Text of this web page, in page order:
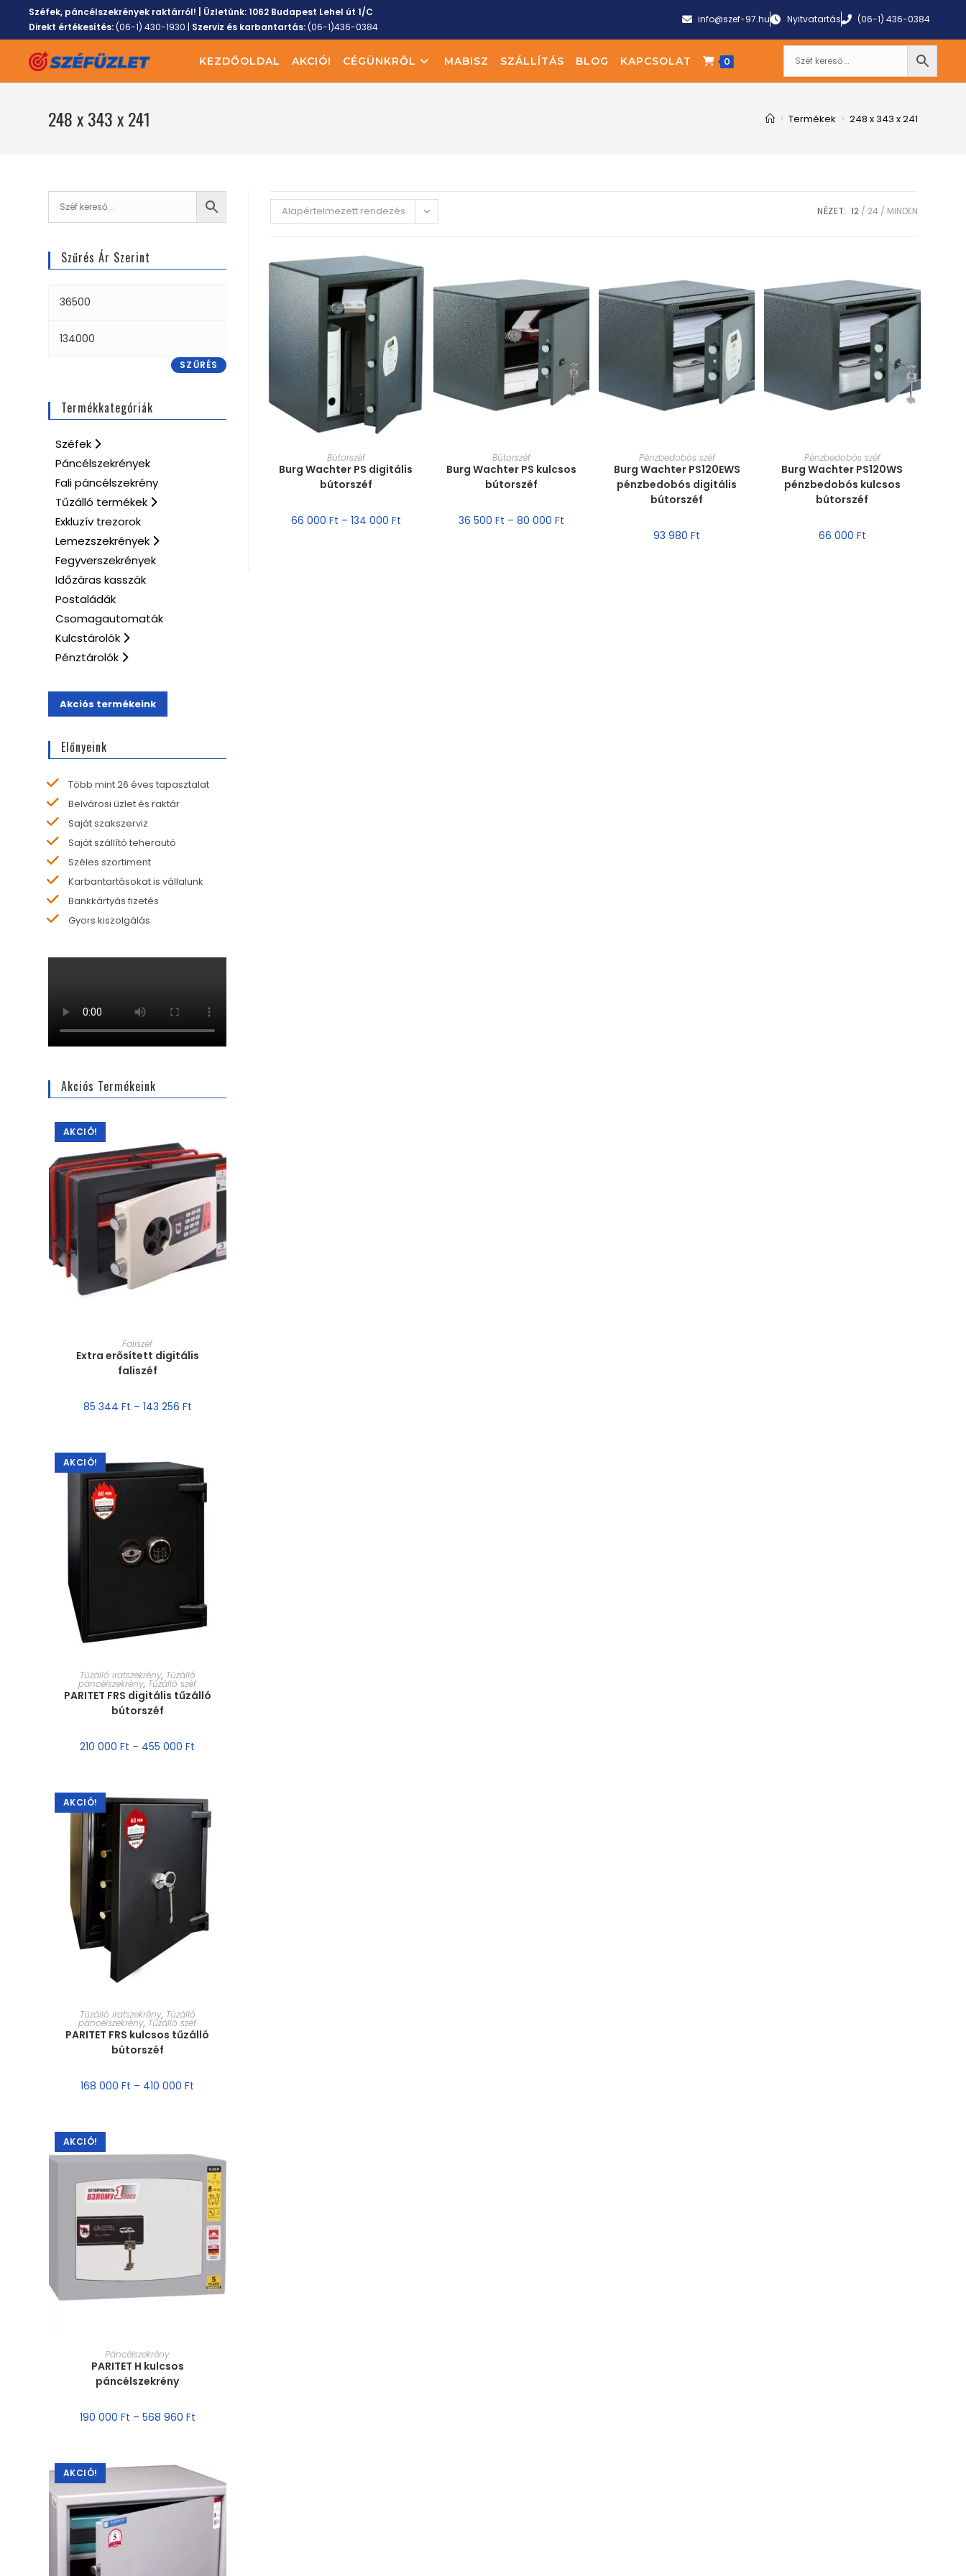
Széfek, páncélszekrények raktárról! | Üzletünk:1062 Budapest Lehel út 1/C
Direkt értékesítés:(06-1) 430-1930 | Szerviz és karbantartás:(06-1)436-0384
info@szef-97.hu Nyitvatartás (06-1) 436-0384
KEZDŐOLDAL AKCIÓ! CÉGÜNKRŐL MABISZ SZÁLLÍTÁS BLOG KAPCSOLAT 0
248 x 343 x 241 > Termékek > 248 x 343 x 241
Alapértelmezett rendezés NÉZET: 12 24 MINDEN
MÉRET VÁLASZTÁSA
Bútorszéf
Burg Wachter PS digitális
bútorszéf
66 000 Ft – 134 000 Ft
MÉRET VÁLASZTÁSA
Bútorszéf
Burg Wachter PS kulcsos
bútorszéf
36 500Ft –80 000Ft
MÉRET VÁLASZTÁSA
Pénzbedobós széf
Burg Wachter PS120EWS
pénzbedobós digitális
bútorszéf
93 980Ft
MÉRET VÁLASZTÁSA
Pénzbedobós széf
Burg Wachter PS120WS
pénzbedobós kulcsos
bútorszéf
66 000 Ft
Szűrés Ár Szerint
SZŰRÉS
Termékkategóriák
Széfek
Páncélszekrények
Fali páncélszekrény
Tűzálló termékek
Exkluzív trezorok
Lemezszekrények
Fegyverszekrények
Időzáras kasszák
Postaládák
Csomagautomaták
Kulcstárolók
Pénztárolók
Akciós termékeink
Előnyeink
Több mint 26 éves tapasztalat
Belvárosi üzlet és raktár
Saját szakszerviz
Saját szállító teherautó
Széles szortiment
Karbantartásokat is vállalunk
Bankkártyás fizetés
Gyors kiszolgálás
Akciós Termékeink
AKCIÓ!
MÉRET VÁLASZTÁSA
Faliszéf
Extra erősített digitális
faliszéf
85 344 Ft – 143 256 Ft
AKCIÓ!
MÉRET VÁLASZTÁSA
Tűzálló iratszekrény, Tűzálló
páncélszekrény, Tűzálló széf
PARITET FRS digitális tűzálló
bútorszéf
210 000Ft – 455 000Ft
AKCIÓ!
MÉRET VÁLASZTÁSA
Tűzálló iratszekrény, Tűzálló
páncélszekrény, Tűzálló széf
PARITET FRS kulcsos tűzálló
bútorszéf
168 000Ft – 410 000Ft
AKCIÓ!
MÉRET VÁLASZTÁSA
Páncélszekrény
PARITET H kulcsos
páncélszekrény
190 000 Ft – 568 960 Ft
AKCIÓ!